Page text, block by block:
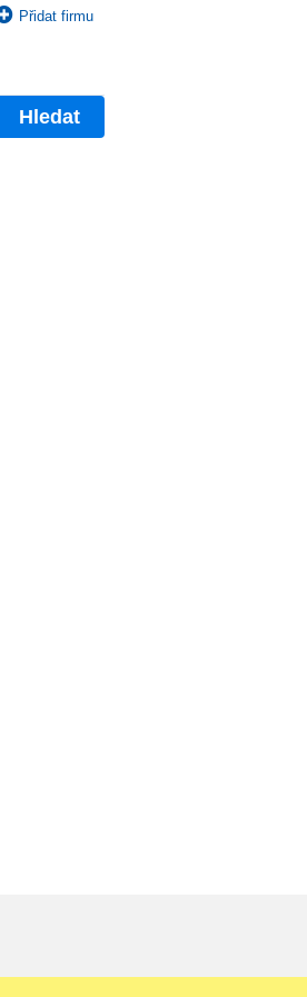
Přidat firmu
Hledat